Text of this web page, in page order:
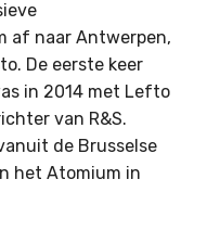
af naar Antwerpen,
. De eerste keer
in 2014 met Lefto
van R&S.
de Brusselse
het Atomium in